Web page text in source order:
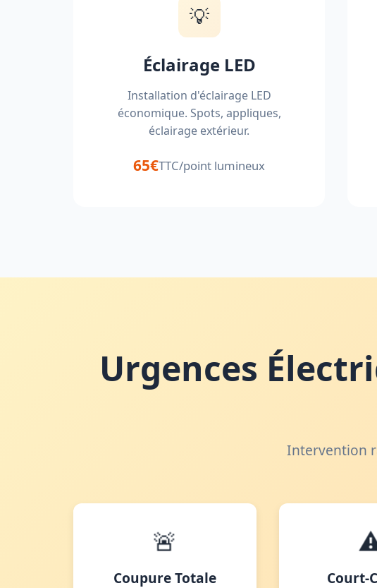
💡
Éclairage LED
Installation d'éclairage LED
économique. Spots, appliques,
éclairage extérieur.
65€TTC/point lumineux
Urgences
Intervention
🚨
Coupure Totale Court-